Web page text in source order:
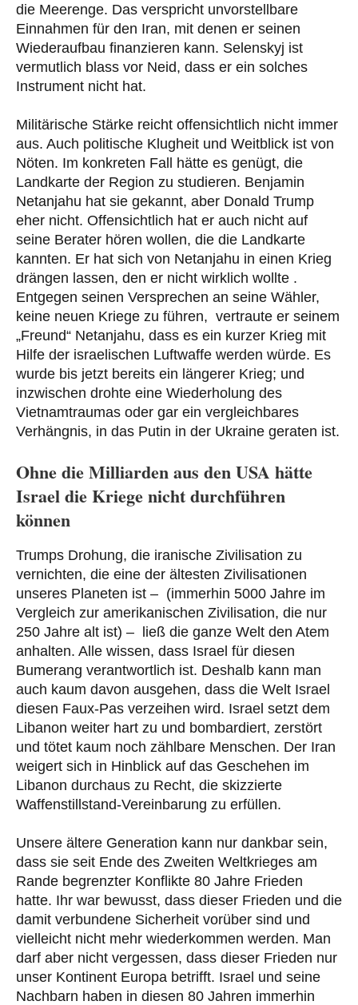
die Meerenge. Das verspricht unvorstellbare
Einnahmen für den Iran, mit denen er seinen
Wiederaufbau finanzieren kann. Selenskyj ist
vermutlich blass vor Neid, dass er ein solches
Instrument nicht hat.
Militärische Stärke reicht offensichtlich nicht immer
aus. Auch politische Klugheit und Weitblick ist von
Nöten. Im konkreten Fall hätte es genügt, die
Landkarte der Region zu studieren. Benjamin
Netanjahu hat sie gekannt, aber Donald Trump
eher nicht. Offensichtlich hat er auch nicht auf
seine Berater hören wollen, die die Landkarte
kannten. Er hat sich von Netanjahu in einen Krieg
drängen lassen, den er nicht wirklich wollte .
Entgegen seinen Versprechen an seine Wähler,
keine neuen Kriege zu führen, vertraute er seinem
„Freund“ Netanjahu, dass es ein kurzer Krieg mit
Hilfe der israelischen Luftwaffe werden würde. Es
wurde bis jetzt bereits ein längerer Krieg; und
inzwischen drohte eine Wiederholung des
Vietnamtraumas oder gar ein vergleichbares
Verhängnis, in das Putin in der Ukraine geraten ist.
Ohne die Milliarden aus den USA hätte
Israel die Kriege nicht durchführen
können
Trumps Drohung, die iranische Zivilisation zu
vernichten, die eine der ältesten Zivilisationen
unseres Planeten ist – (immerhin 5000 Jahre im
Vergleich zur amerikanischen Zivilisation, die nur
250 Jahre alt ist) – ließ die ganze Welt den Atem
anhalten. Alle wissen, dass Israel für diesen
Bumerang verantwortlich ist. Deshalb kann man
auch kaum davon ausgehen, dass die Welt Israel
diesen Faux-Pas verzeihen wird. Israel setzt dem
Libanon weiter hart zu und bombardiert, zerstört
und tötet kaum noch zählbare Menschen. Der Iran
weigert sich in Hinblick auf das Geschehen im
Libanon durchaus zu Recht, die skizzierte
Waffenstillstand-Vereinbarung zu erfüllen.
Unsere ältere Generation kann nur dankbar sein,
dass sie seit Ende des Zweiten Weltkrieges am
Rande begrenzter Konflikte 80 Jahre Frieden
hatte. Ihr war bewusst, dass dieser Frieden und die
damit verbundene Sicherheit vorüber sind und
vielleicht nicht mehr wiederkommen werden. Man
darf aber nicht vergessen, dass dieser Frieden nur
unser Kontinent Europa betrifft. Israel und seine
Nachbarn haben in diesen 80 Jahren immerhin